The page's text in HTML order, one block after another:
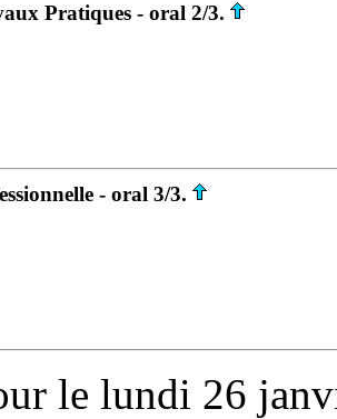
Pratiques - oral 2/3.
- oral 3/3.
le lundi 26